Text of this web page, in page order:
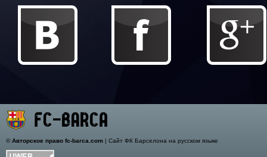
©Авторское право fc-barca.com| Сайт ФК Барселона на русском языке